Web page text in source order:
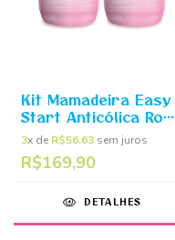
Kit Mamadeira Easy
Start Anticólica Rosa
- 160ml + 260ml -
Embalagem Dupla -
MAM
3x de R$56,63 sem juros
R$169,90
DETALHES